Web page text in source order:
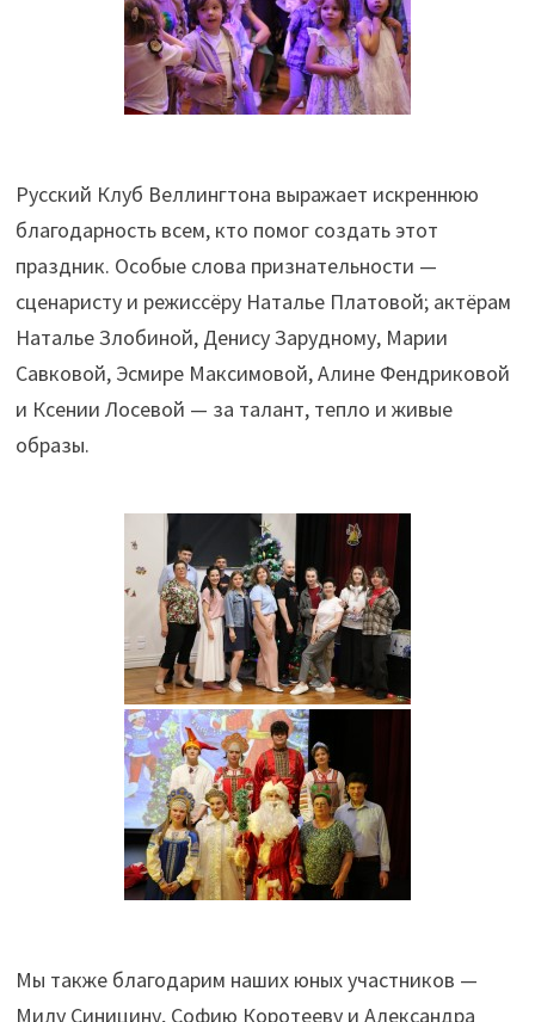
Русский Клуб Веллингтона выражает искреннюю
благодарность всем, кто помог создать этот
праздник. Особые слова признательности —
сценаристу и режиссёру Наталье Платовой; актёрам
Наталье Злобиной, Денису Зарудному, Марии
Савковой, Эсмире Максимовой, Алине Фендриковой
и Ксении Лосевой — за талант, тепло и живые
образы.
Мы также благодарим наших юных участников —
Милу Синицину, Софию Коротееву и Александра